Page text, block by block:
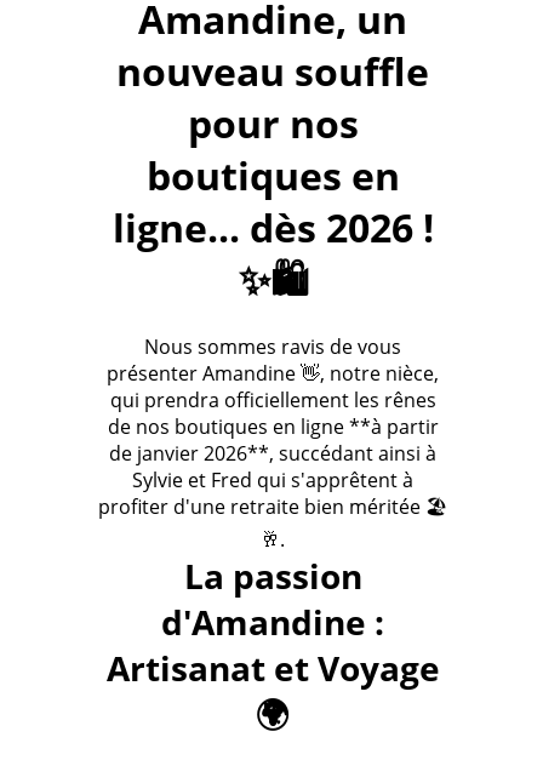
Amandine, un
nouveau souffle
pour nos
boutiques en
ligne... dès 2026 !
✨🛍️
Nous sommes ravis de vous
présenter Amandine 👋, notre nièce,
qui prendra officiellement les rênes
de nos boutiques en ligne **à partir
de janvier 2026**, succédant ainsi à
Sylvie et Fred qui s'apprêtent à
profiter d'une retraite bien méritée 🏖️
🥂.
La passion
d'Amandine :
Artisanat et Voyage
🌍